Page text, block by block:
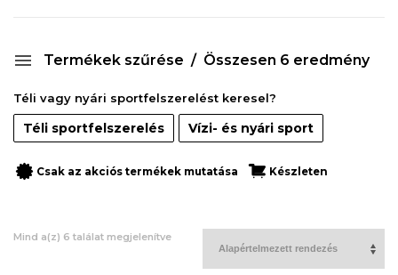
Termékek szűrése Összesen 6 eredmény
Téli vagy nyári sportfelszerelést keresel?
Téli sportfelszerelés Vízi- és nyári sport
Csak az akciós termékek mutatása Készleten
Mind a(z) 6 találat megjelenítve